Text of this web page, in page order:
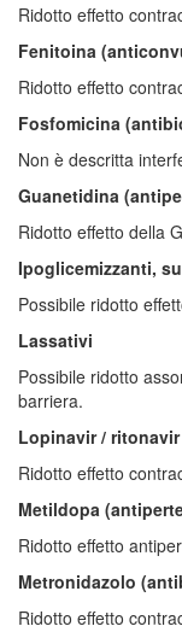
Ridotto effetto
Fenitoina
Ridotto effetto
Fosfomicina
Non è descritta
Guanetidina
Ridotto effetto della
Ipoglicemizzanti,
Possibile ridotto
Lassativi
Possibile ridotto
barriera.
Lopinavir /
Ridotto effetto
Metildopa
Ridotto effetto
Metronidazolo
Ridotto effetto